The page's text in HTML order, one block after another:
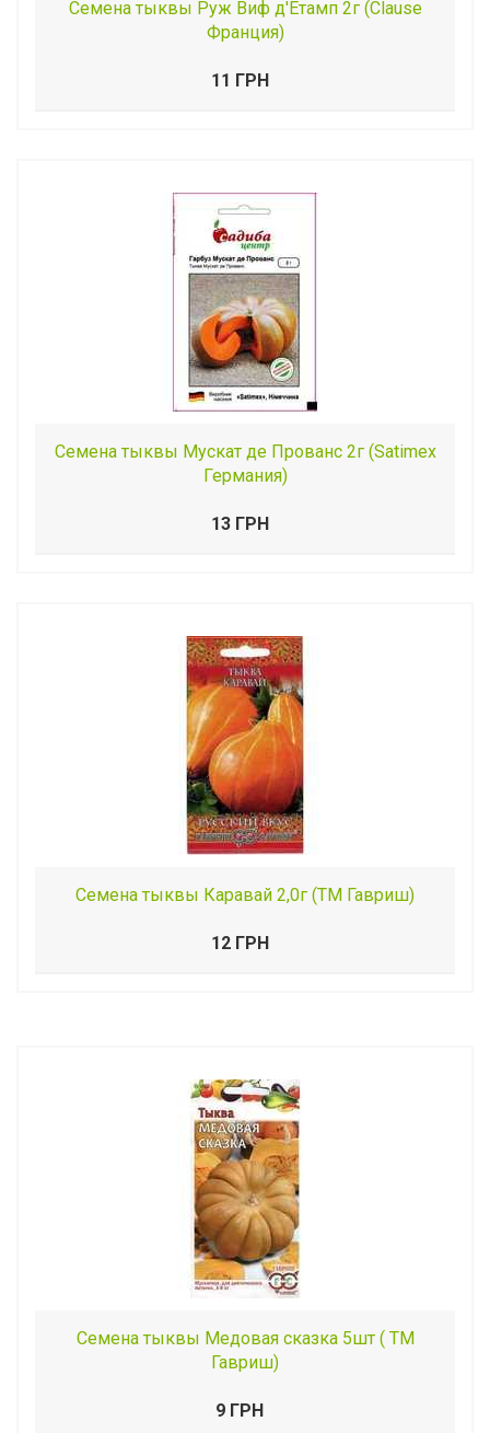
Семена тыквы Руж Виф д'Етамп 2г (Clause
Франция)
11 ГРН
Семена тыквы Мускат де Прованс 2г (Satimex
Германия)
13 ГРН
Семена тыквы Каравай 2,0г (ТМ Гавриш)
12 ГРН
Семена тыквы Медовая сказка 5шт ( ТМ
Гавриш)
9 ГРН